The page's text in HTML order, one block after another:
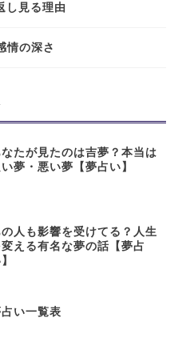
し見る理由
情の深さ
なたが見たのは吉夢？本当は
い夢・悪い夢【夢占い】
の人も影響を受けてる？人生
変える有名な夢の話【夢占
い一覧表